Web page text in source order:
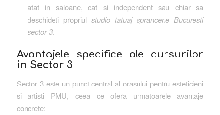
atat in saloane, cat si independent sau chiar sa
deschideti propriulstudio tatuaj sprancene Bucuresti
sector 3.
Avantajele specifice ale cursurilor
in Sector 3
Sector 3 este un punct central al orasului pentru esteticieni
si artisti PMU, ceea ce ofera urmatoarele avantaje
concrete: